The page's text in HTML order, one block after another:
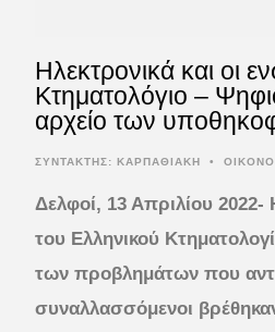
Ηλεκτρονικά και οι
Κτηματολόγιο –
αρχείο των
ΣΥΝΤΆΚΤΗΣ: ΚΑΡΠΑΘΙΑΚΗ •
Δελφοί, 13 Απριλίου
του Ελληνικού
των προβλημάτων που
συναλλασσόμενοι